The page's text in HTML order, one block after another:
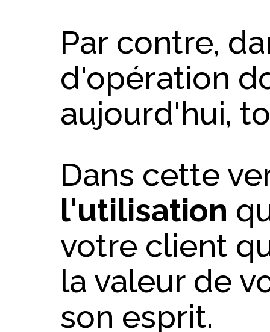
Par contre,
d'opération
aujourd'hui,
Dans cette
l'utilisation
votre client
la valeur de
son esprit.